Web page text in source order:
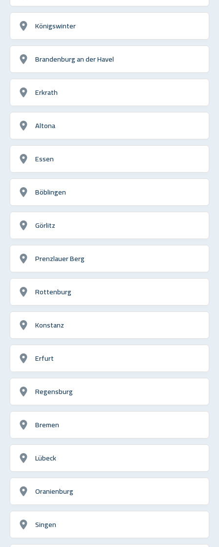
Königswinter
Brandenburg an der Havel
Erkrath
Altona
Essen
Böblingen
Görlitz
Prenzlauer Berg
Rottenburg
Konstanz
Erfurt
Regensburg
Bremen
Lübeck
Oranienburg
Singen